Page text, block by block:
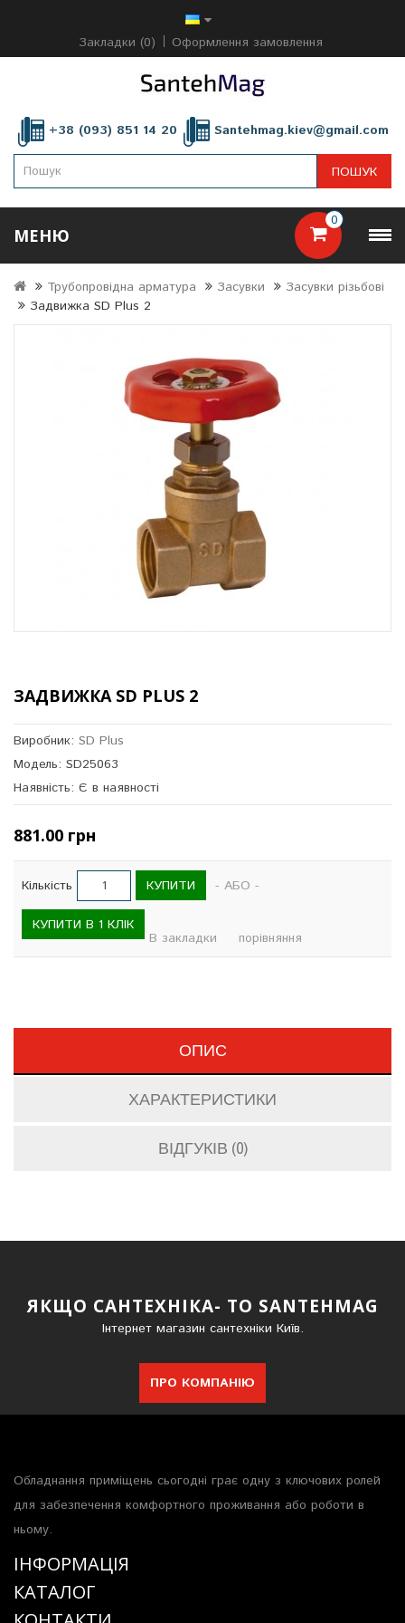
Закладки (0) Оформлення замовлення
+38 (093) 851 14 20 Santehmag.kiev@gmail.com
0
ПОШУК
МЕНЮ
Трубопровідна арматура Засувки
Засувки різьбові
Задвижка SD Plus 2
ЗАДВИЖКА SD PLUS 2
Виробник: SD Plus
Модель: SD25063
Наявність: Є в наявності
881.00 грн
Кількість КУПИТИ - АБО -
КУПИТИ В 1 КЛІК
В закладки порівняння
ОПИС
ХАРАКТЕРИСТИКИ
ВІДГУКІВ (0)
ЯКЩО САНТЕХНІКА- ТО SANTEHMAG
Інтернет магазин сантехніки Київ.
ПРО КОМПАНІЮ
Обладнання приміщень сьогодні грає одну з ключових ролей
для забезпечення комфортного проживання або роботи в
ньому.
ІНФОРМАЦІЯ
КАТАЛОГ